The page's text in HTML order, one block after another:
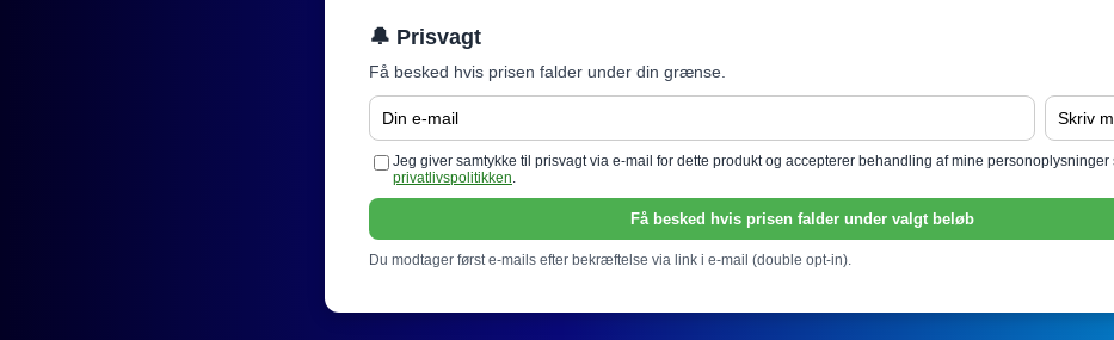
🔔 Prisvagt
Få besked hvis prisen falder under din grænse.
Jeg giver samtykke til prisvagt via e-mail for dette produkt og accepterer behandling af mine personoplysninger
privatlivspolitikken.
Få besked hvis prisen falder under valgt beløb
Du modtager først e-mails efter bekræftelse via link i e-mail (double opt-in).